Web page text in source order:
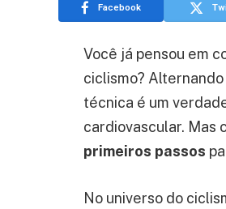
Facebook
Você já pensou em
ciclismo?
técnica é um
cardiovascular. Mas
primeiros passos
No universo do